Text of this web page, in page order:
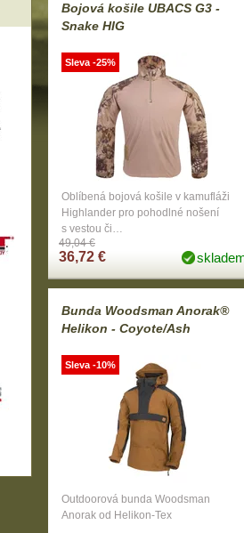
Bojová košile UBACS G3 -
Snake HIG
Oblíbená bojová košile v kamufláži
Highlander pro pohodlné nošení
s vestou či…
49,04 €
36,72 €
Sleva -25%
Bunda Woodsman Anorak®
Helikon - Coyote/Ash
Outdoorová bunda Woodsman
Anorak od Helikon-Tex
Sleva -10%